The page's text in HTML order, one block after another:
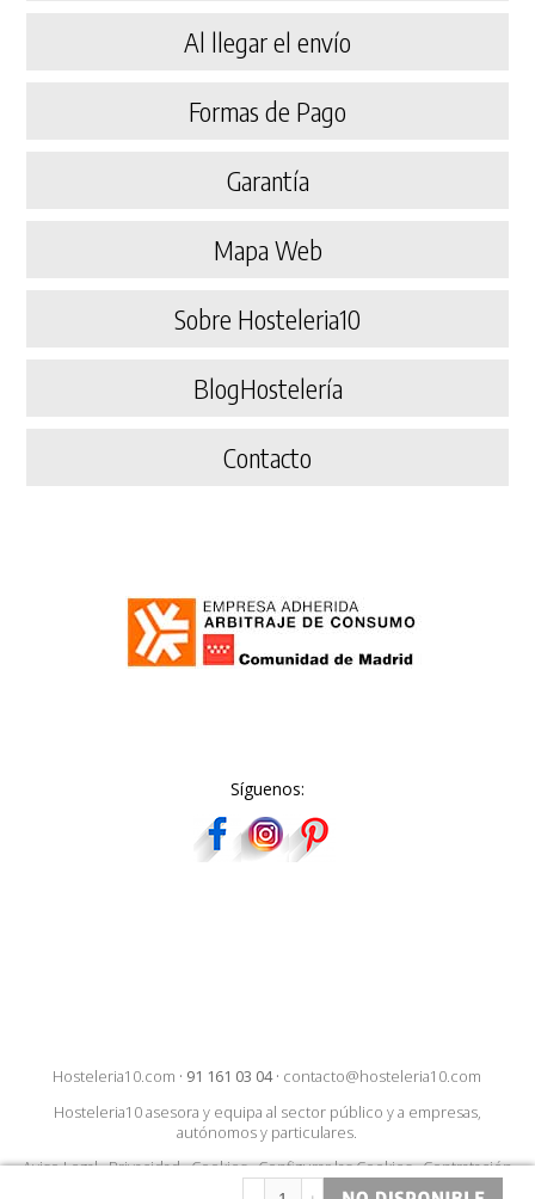
Al llegar el envío
Formas de Pago
Garantía
Mapa Web
Sobre Hosteleria10
BlogHostelería
Contacto
Síguenos:
Hosteleria10.com · 91 161 03 04· contacto@hosteleria10.com
Hosteleria10 asesora y equipa al sector público y a empresas,
autónomos y particulares.
Aviso Legal·Privacidad·Cookies·Configurar las Cookies·Contratación